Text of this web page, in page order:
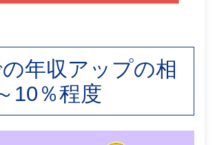
年収アップの相
10％程度